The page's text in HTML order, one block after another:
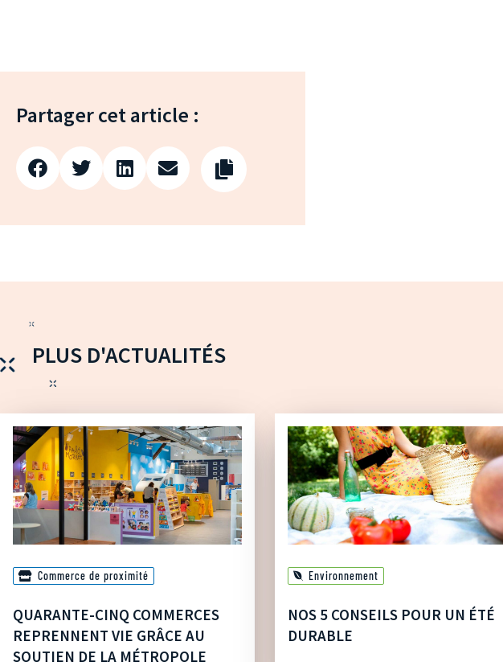
Partager cet article :
PLUS D'ACTUALITÉS
Commerce de proximité
QUARANTE-CINQ COMMERCES
REPRENNENT VIE GRÂCE AU
SOUTIEN DE LA MÉTROPOLE
Environnement
NOS 5 CONSEILS POUR UN ÉTÉ
DURABLE